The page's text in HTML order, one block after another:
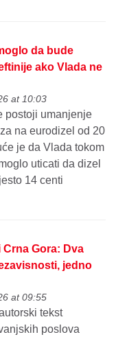
da bude
ako Vlada ne
at 10:03
postoji umanjenje
na eurodizel od 20
je da Vlada tokom
uticati da dizel
14 centi
Crna Gora: Dva
jedno
at 09:55
tekst
poslova